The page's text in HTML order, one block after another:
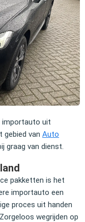
importauto uit
gebied van Auto
graag van dienst.
pakketten is het
importauto een
proces uit handen
wegrijden op